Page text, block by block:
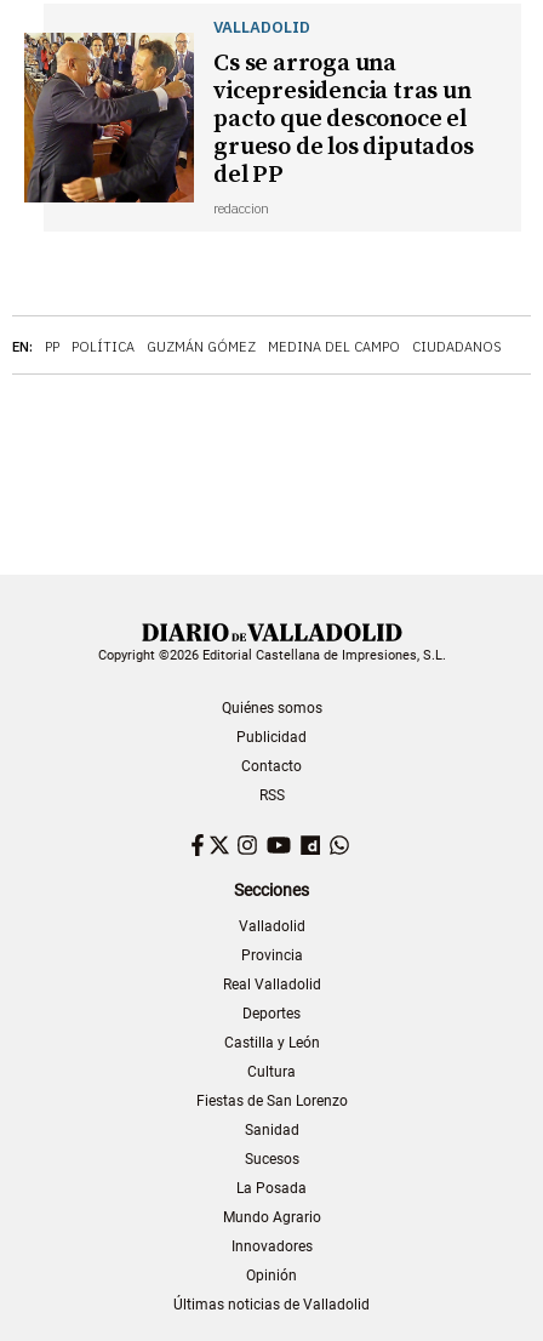
EN: PP POLÍTICA GUZMÁN GÓMEZ MEDINA DEL CAMPO CIUDADANOS
VALLADOLID
Cs se arroga una
vicepresidencia tras un
pacto que desconoce el
grueso de los diputados
del PP
redaccion
Copyright ©2026 Editorial Castellana de Impresiones, S.L.
Quiénes somos
Publicidad
Contacto
RSS
Facebook
TwitterInstagram
YouTubeDailymotion
Secciones
Valladolid
Provincia
Real Valladolid
Deportes
Castilla y León
Cultura
Fiestas de San Lorenzo
Sanidad
Sucesos
La Posada
Mundo Agrario
Innovadores
Opinión
Últimas noticias de Valladolid